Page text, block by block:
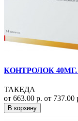
КОНТРОЛОК
ТАКЕДА
от 663.00 р. от 737.00
В корзину